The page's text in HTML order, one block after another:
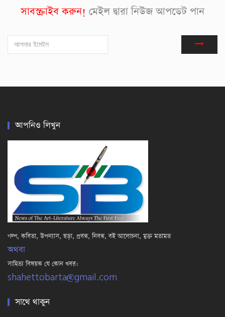
সাবস্ক্রাইব করুন! মেইল দ্বারা নিউজ আপডেট পান
আপনিও লিখুন
গল্প, কবিতা, উপন্যাস, ছড়া, প্রবন্ধ, নিবন্ধ, বই আলোচনা, মুক্ত মতামত
অথবা
সাহিত্য বিষয়ক যে কোন খবর।
shahettobarta@gmail.com
সাথে থাকুন